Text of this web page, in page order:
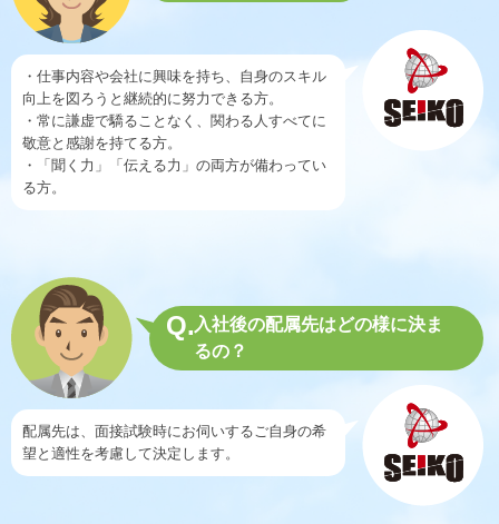
・仕事内容や会社に興味を持ち、自身のスキル
向上を図ろうと継続的に努力できる方。
・常に謙虚で驕ることなく、関わる人すべてに
敬意と感謝を持てる方。
・「聞く力」「伝える力」の両方が備わってい
る方。
Q.入社後の配属先はどの様に決ま
るの？
配属先は、面接試験時にお伺いするご自身の希
望と適性を考慮して決定します。